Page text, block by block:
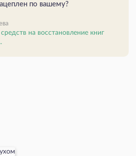
по вашему?
на восстановление книг